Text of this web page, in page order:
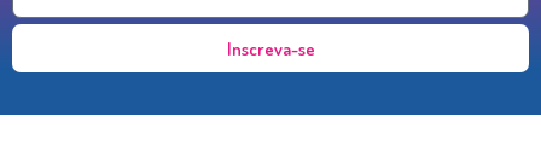
Inscreva-se